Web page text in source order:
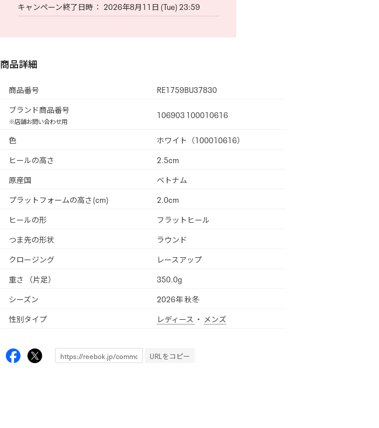
キャンペーン終了日時
2026年8月11日 (Tue) 23:59
商品詳細
商品番号
RE1759BU37830
ブランド商品番号
※店舗お問い合わせ用
106903 100010616
色
ホワイト（100010616）
ヒールの高さ
2.5cm
原産国
ベトナム
プラットフォームの高さ(cm)
2.0cm
ヒールの形
フラットヒール
つま先の形状
ラウンド
クロージング
レースアップ
重さ
（片足）
350.0g
シーズン
2026年 秋冬
性別タイプ
レディース ・ メンズ
URLをコピー